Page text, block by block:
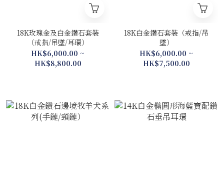
18K玫瑰金及白金鑽石套裝
（戒指/吊墜/耳環）
HK$6,000.00 ~
HK$8,800.00
18K白金鑽石套裝（戒指/吊
墜）
HK$6,000.00 ~
HK$7,500.00